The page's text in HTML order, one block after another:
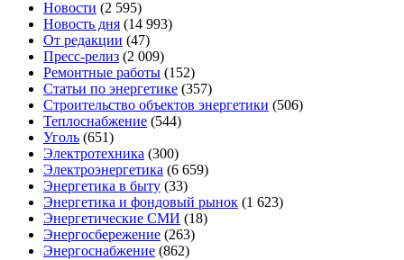
Новости (2 595)
Новость дня (14 993)
От редакции (47)
Пресс-релиз (2 009)
Ремонтные работы (152)
Статьи по энергетике (357)
Строительство объектов энергетики (506)
Теплоснабжение (544)
Уголь (651)
Электротехника (300)
Электроэнергетика (6 659)
Энергетика в быту (33)
Энергетика и фондовый рынок (1 623)
Энергетические СМИ (18)
Энергосбережение (263)
Энергоснабжение (862)